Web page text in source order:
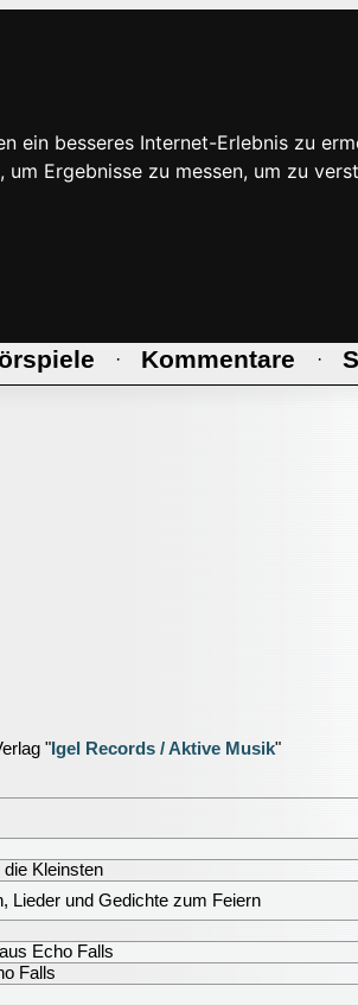
ein besseres Internet-Erlebnis zu
Ergebnisse zu messen, um zu
· Kommentare ·
" Igel Records / Aktive Musik"
Kleinsten
Lieder und Gedichte zum Feiern
Echo Falls
Falls